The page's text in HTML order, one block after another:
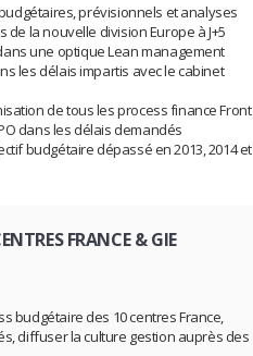
prévisionnels et analyses
la nouvelle division Europe à J+5
une optique Lean management
les délais impartis avec le cabinet
de tous les process finance Front
dans les délais demandés
budgétaire dépassé en 2013, 2014 et
FRANCE & GIE
budgétaire des 10 centres France,
diffuser la culture gestion auprès des